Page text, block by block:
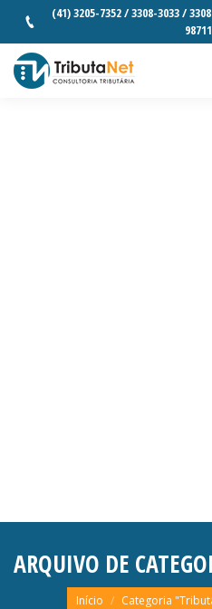
(41) 3205-7352 / 3308-3033 /
ARQUIVO DE
Você está aqui:
Início Categoria